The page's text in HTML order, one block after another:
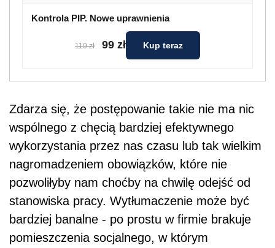
Kontrola PIP. Nowe uprawnienia
119 zł 99 zł Kup teraz
Zdarza się, że postępowanie takie nie ma nic
wspólnego z chęcią bardziej efektywnego
wykorzystania przez nas czasu lub tak wielkim
nagromadzeniem obowiązków, które nie
pozwoliłyby nam choćby na chwilę odejść od
stanowiska pracy. Wytłumaczenie może być
bardziej banalne - po prostu w firmie brakuje
pomieszczenia socjalnego, w którym